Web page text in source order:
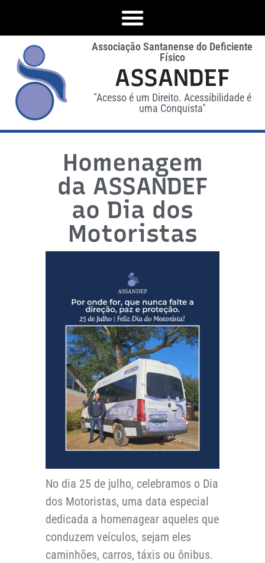
Associação Santanense do Deficiente
Físico
ASSANDEF
"Acesso é um Direito. Acessibilidade é
uma Conquista"
Homenagem
da ASSANDEF
ao Dia dos
Motoristas
No dia 25 de julho, celebramos o Dia
dos Motoristas, uma data especial
dedicada a homenagear aqueles que
conduzem veículos, sejam eles
caminhões, carros, táxis ou ônibus.